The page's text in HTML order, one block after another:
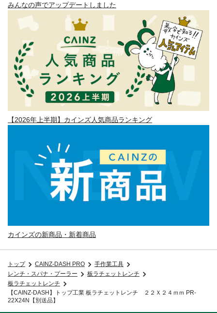
みんなの声でアップデートしました
【2026年上半期】カインズ人気商品ランキング
カインズの新商品・新着商品
トップ CAINZ-DASH PRO
手作業工具
レンチ・スパナ・プーラー
板ラチェットレンチ
板ラチェットレンチ
【CAINZ-DASH】トップ工業 板ラチェットレンチ ２２Ｘ２４ｍｍ PR-
22X24N【別送品】